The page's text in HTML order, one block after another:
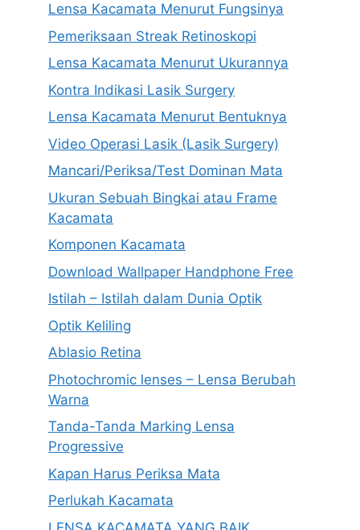
Lensa Kacamata Menurut Fungsinya
Pemeriksaan Streak Retinoskopi
Lensa Kacamata Menurut Ukurannya
Kontra Indikasi Lasik Surgery
Lensa Kacamata Menurut Bentuknya
Video Operasi Lasik (Lasik Surgery)
Mancari/Periksa/Test Dominan Mata
Ukuran Sebuah Bingkai atau Frame
Kacamata
Komponen Kacamata
Download Wallpaper Handphone Free
Istilah – Istilah dalam Dunia Optik
Optik Keliling
Ablasio Retina
Photochromic lenses – Lensa Berubah
Warna
Tanda-Tanda Marking Lensa
Progressive
Kapan Harus Periksa Mata
Perlukah Kacamata